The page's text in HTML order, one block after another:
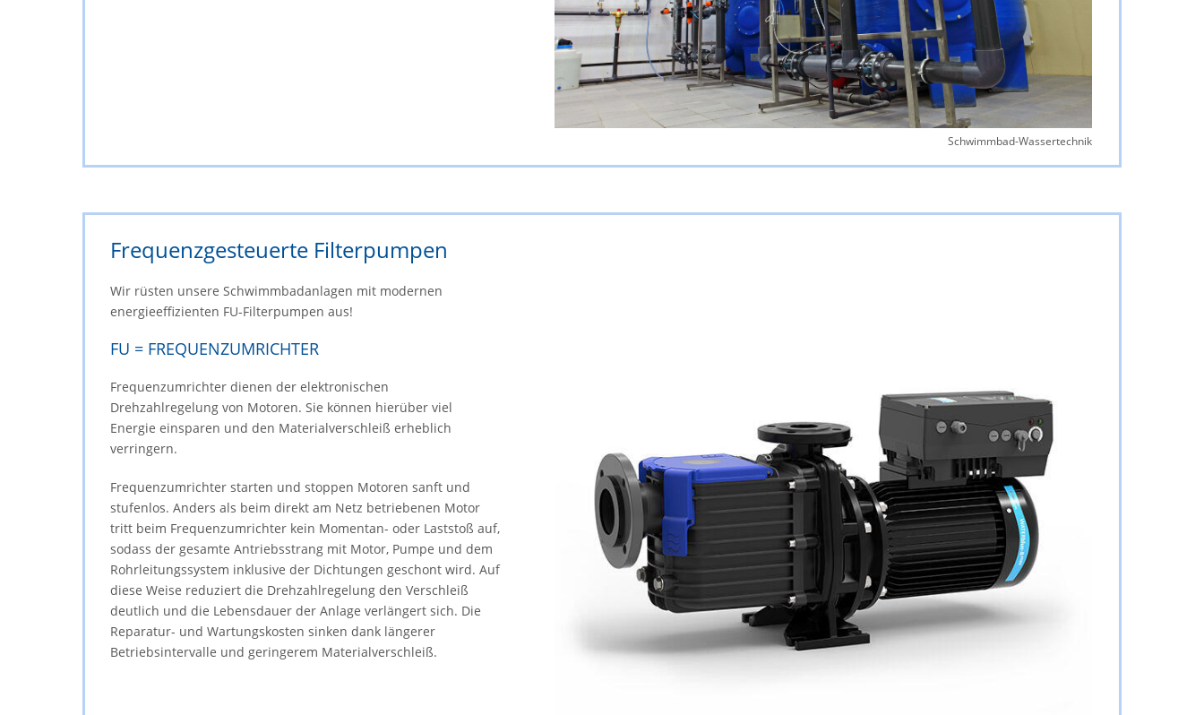
Schwimmbad-Wassertechnik
Frequenzgesteuerte Filterpumpen
Wir rüsten unsere Schwimmbadanlagen mit modernen
energieeffizienten FU-Filterpumpen aus!
FU = FREQUENZUMRICHTER
Frequenzumrichter dienen der elektronischen
Drehzahlregelung von Motoren. Sie können hierüber viel
Energie einsparen und den Materialverschleiß erheblich
verringern.
Frequenzumrichter starten und stoppen Motoren sanft und
stufenlos. Anders als beim direkt am Netz betriebenen Motor
tritt beim Frequenzumrichter kein Momentan- oder Laststoß auf,
sodass der gesamte Antriebsstrang mit Motor, Pumpe und dem
Rohrleitungssystem inklusive der Dichtungen geschont wird. Auf
diese Weise reduziert die Drehzahlregelung den Verschleiß
deutlich und die Lebensdauer der Anlage verlängert sich. Die
Reparatur- und Wartungskosten sinken dank längerer
Betriebsintervalle und geringerem Materialverschleiß.